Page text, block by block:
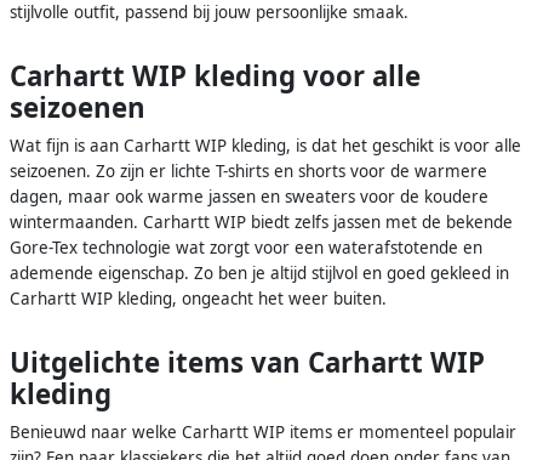
stijlvolle outfit, passend bij jouw persoonlijke smaak.
Carhartt WIP kleding voor alle
seizoenen
Wat fijn is aan Carhartt WIP kleding, is dat het geschikt is voor alle
seizoenen. Zo zijn er lichte T-shirts en shorts voor de warmere
dagen, maar ook warme jassen en sweaters voor de koudere
wintermaanden. Carhartt WIP biedt zelfs jassen met de bekende
Gore-Tex technologie wat zorgt voor een waterafstotende en
ademende eigenschap. Zo ben je altijd stijlvol en goed gekleed in
Carhartt WIP kleding, ongeacht het weer buiten.
Uitgelichte items van Carhartt WIP
kleding
Benieuwd naar welke Carhartt WIP items er momenteel populair